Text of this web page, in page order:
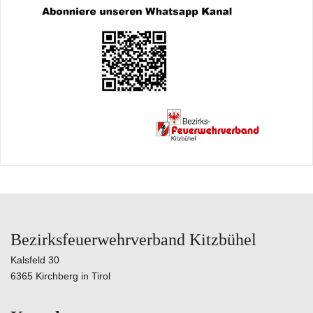
Bezirksfeuerwehrverband Kitzbühel
Kalsfeld 30
6365 Kirchberg in Tirol